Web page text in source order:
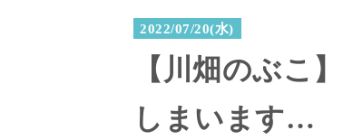
2022/07/20(水)
【川畑のぶこ
しまいます…